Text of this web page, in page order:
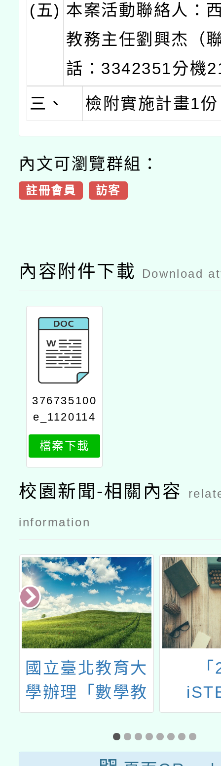
(五) 本案活動聯絡人：
教務主任劉興杰（
話：3342351分機
三、
檢附實施計畫1
內文可瀏覽群組：
註冊會員 訪客
內容附件下載 Download
376735100
e_1120114
3311_attac
h1
檔案下載
校園新聞-相關內容
information
國立臺北教育大
學辦理「數學教
學魔法師」教師
研習系列工作坊
少年